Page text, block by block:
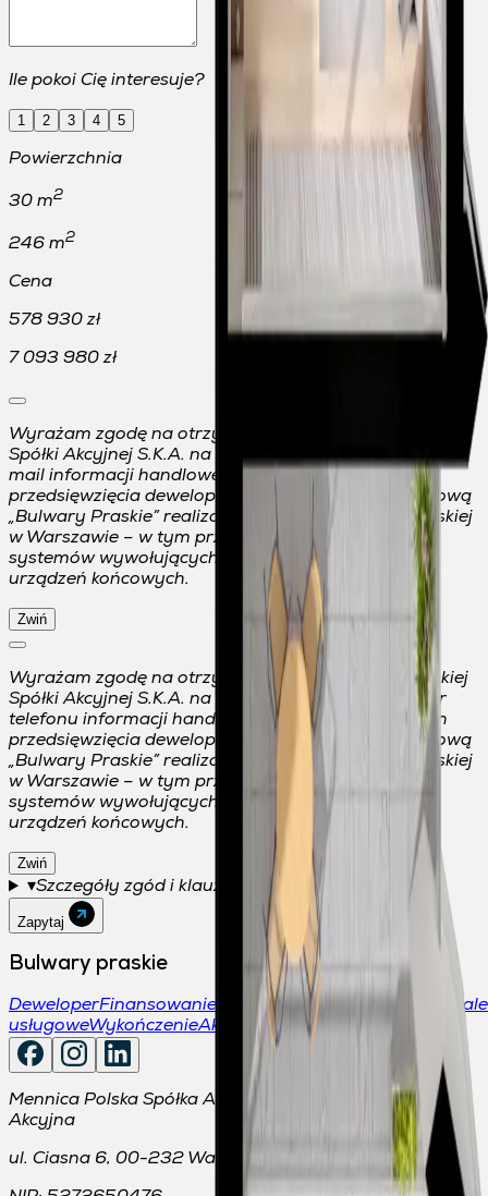
Ile pokoi Cię interesuje?
1 2 3 4 5
Powierzchnia
30 m2
246 m2
Cena
578 930 zł
7 093 980 zł
Wyrażam zgodę na otrzymywanie od Mennicy Polskiej
Spółki Akcyjnej S.K.A. na podany przeze mnie adres e-
mail informacji handlowej o jej ofercie w ramach
przedsięwzięcia deweloperskiego pod nazwą handlową
„Bulwary Praskie” realizowanego przy ul. Jagiellońskiej
w Warszawie – w tym przy użyciu automatycznych
systemów wywołujących i telekomunikacyjnych
urządzeń końcowych.
Zwiń
Wyrażam zgodę na otrzymywanie od Mennicy Polskiej
Spółki Akcyjnej S.K.A. na podany przeze mnie numer
telefonu informacji handlowej o jej ofercie w ramach
przedsięwzięcia deweloperskiego pod nazwą handlową
„Bulwary Praskie” realizowanego przy ul. Jagiellońskiej
w Warszawie – w tym przy użyciu automatycznych
systemów wywołujących i telekomunikacyjnych
urządzeń końcowych.
Zwiń
▾Szczegóły zgód i klauzula informacyjna RODO
Zapytaj
Bulwary praskie
DeweloperFinansowanie Mieszkania Osiedle
Lokale
usługoweWykończenieAktualności
Mennica Polska Spółka Akcyjna Spółka Komandytowo-
Akcyjna
ul. Ciasna 6, 00-232 Warszawa